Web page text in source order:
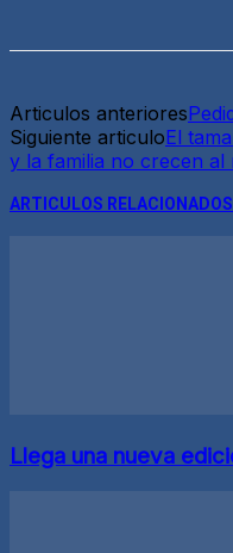
Articulos anteriores
Siguiente articuloEl
y la familia no crecen al
ARTICULOS RELACIONADOS
Llega una nueva